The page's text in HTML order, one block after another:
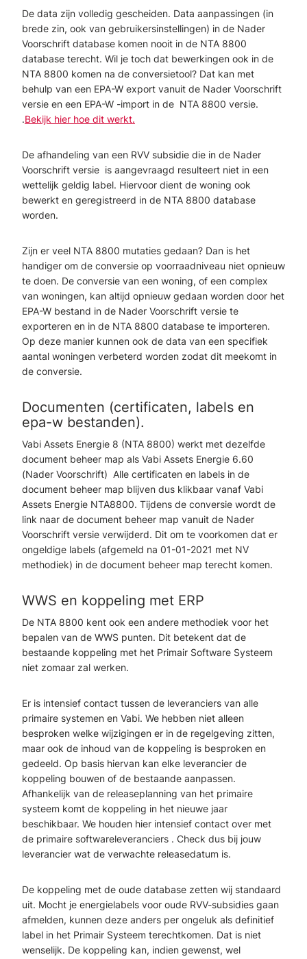
De data zijn volledig gescheiden. Data aanpassingen (in
brede zin, ook van gebruikersinstellingen) in de Nader
Voorschrift database komen nooit in de NTA 8800
database terecht. Wil je toch dat bewerkingen ook in de
NTA 8800 komen na de conversietool? Dat kan met
behulp van een EPA-W export vanuit de Nader Voorschrift
versie en een EPA-W -import in de NTA 8800 versie.
.Bekijk hier hoe dit werkt.
De afhandeling van een RVV subsidie die in de Nader
Voorschrift versie is aangevraagd resulteert niet in een
wettelijk geldig label. Hiervoor dient de woning ook
bewerkt en geregistreerd in de NTA 8800 database
worden.
Zijn er veel NTA 8800 mutaties gedaan? Dan is het
handiger om de conversie op voorraadniveau niet opnieuw
te doen. De conversie van een woning, of een complex
van woningen, kan altijd opnieuw gedaan worden door het
EPA-W bestand in de Nader Voorschrift versie te
exporteren en in de NTA 8800 database te importeren.
Op deze manier kunnen ook de data van een specifiek
aantal woningen verbeterd worden zodat dit meekomt in
de conversie.
Documenten (certificaten, labels en
epa-w bestanden).
Vabi Assets Energie 8 (NTA 8800) werkt met dezelfde
document beheer map als Vabi Assets Energie 6.60
(Nader Voorschrift) Alle certificaten en labels in de
document beheer map blijven dus klikbaar vanaf Vabi
Assets Energie NTA8800. Tijdens de conversie wordt de
link naar de document beheer map vanuit de Nader
Voorschrift versie verwijderd. Dit om te voorkomen dat er
ongeldige labels (afgemeld na 01-01-2021 met NV
methodiek) in de document beheer map terecht komen.
WWS en koppeling met ERP
De NTA 8800 kent ook een andere methodiek voor het
bepalen van de WWS punten. Dit betekent dat de
bestaande koppeling met het Primair Software Systeem
niet zomaar zal werken.
Er is intensief contact tussen de leveranciers van alle
primaire systemen en Vabi. We hebben niet alleen
besproken welke wijzigingen er in de regelgeving zitten,
maar ook de inhoud van de koppeling is besproken en
gedeeld. Op basis hiervan kan elke leverancier de
koppeling bouwen of de bestaande aanpassen.
Afhankelijk van de releaseplanning van het primaire
systeem komt de koppeling in het nieuwe jaar
beschikbaar. We houden hier intensief contact over met
de primaire softwareleveranciers . Check dus bij jouw
leverancier wat de verwachte releasedatum is.
De koppeling met de oude database zetten wij standaard
uit. Mocht je energielabels voor oude RVV-subsidies gaan
afmelden, kunnen deze anders per ongeluk als definitief
label in het Primair Systeem terechtkomen. Dat is niet
wenselijk. De koppeling kan, indien gewenst, wel